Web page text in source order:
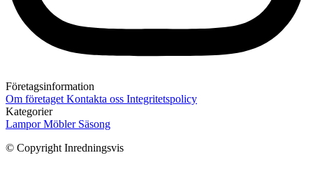
Företagsinformation
Om företaget Kontakta oss Integritetspolicy
Kategorier
LamporMöbler Säsong
© Copyright Inredningsvis